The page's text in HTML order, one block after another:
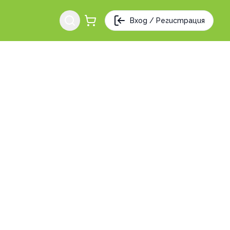
Вход / Регистрация